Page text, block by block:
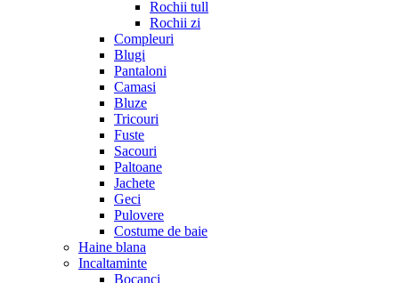
Rochii tull
Rochii zi
Compleuri
Blugi
Pantaloni
Camasi
Bluze
Tricouri
Fuste
Sacouri
Paltoane
Jachete
Geci
Pulovere
Costume de baie
Haine blana
Incaltaminte
Bocanci